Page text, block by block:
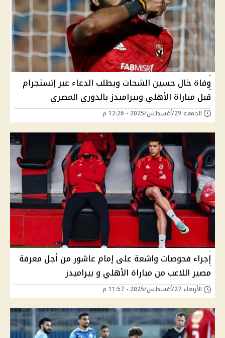
وفاة خال حسين الشحات ويطلب الدعاء عبر إنستجرام
قبل مباراة الأهلي وبيراميدز بالدوري المصري
الجمعة 29/أغسطس/2025 - 12:26 م
إجراء فحوصات واشعة على إمام عاشور من أجل معرفة
مصير اللاعب من مباراة الأهلي و بيراميدز
الأربعاء 27/أغسطس/2025 - 11:57 م